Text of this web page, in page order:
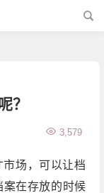
？
3,579
场，可以让档
案在存放的时候